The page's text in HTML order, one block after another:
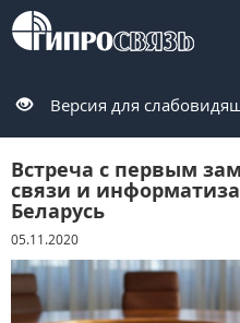
Версия для
Встреча с первым
связи и
Беларусь
05.11.2020